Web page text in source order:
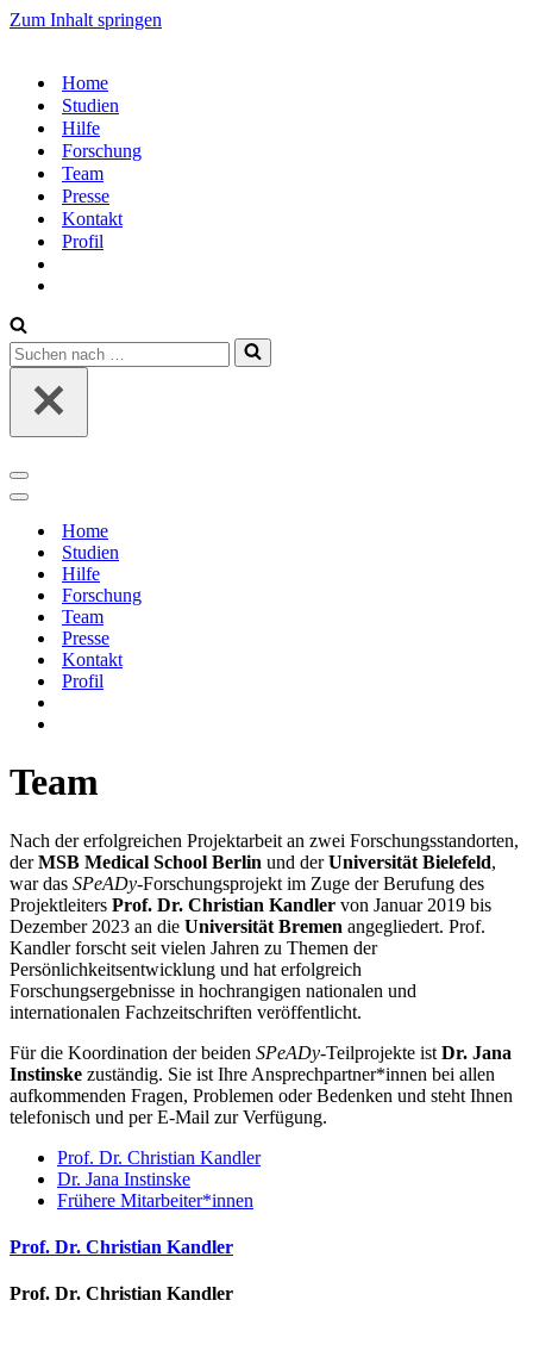
Zum Inhalt springen
Home
Studien
Hilfe
Forschung
Team
Presse
Kontakt
Profil
Suchen
nach …
Navigations-
Menü
Navigations-
Home
Studien
Hilfe
Forschung
Team
Presse
Kontakt
Profil
Team
Nach der erfolgreichen Projektarbeit an zwei Forschungsstandorten,
derMSB Medical School Berlin und derUniversität Bielefeld,
war das SPeADy-Forschungsprojekt im Zuge der Berufung des
Projektleiters Prof. Dr. Christian Kandler von Januar 2019 bis
Dezember 2023 an die Universität Bremen angegliedert. Prof.
Kandler forscht seit vielen Jahren zu Themen der
Persönlichkeitsentwicklung und hat erfolgreich
Forschungsergebnisse in hochrangigen nationalen und
internationalen Fachzeitschriften veröffentlicht.
Für die Koordination der beiden SPeADy-Teilprojekte ist Dr. Jana
Instinske zuständig. Sie ist Ihre Ansprechpartner*innen bei allen
aufkommenden Fragen, Problemen oder Bedenken und steht Ihnen
telefonisch und per E-Mail zur Verfügung.
Prof. Dr. Christian Kandler
Dr. Jana Instinske
Frühere Mitarbeiter*innen
Prof. Dr. Christian Kandler
Prof. Dr. Christian Kandler